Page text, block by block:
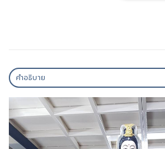
คำอธิบาย